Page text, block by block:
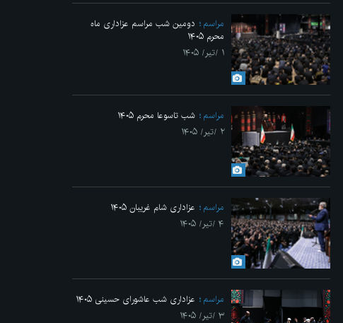
اولین شب مراسم عزاداری ماه محرم در جوار محل عروج ملکوتی قائد شهید انقلاب
Previous
مراسم
دومین شب مراسم عزاداری ماه
محرم ۱۴۰۵
۱ /تیر/ ۱۴۰۵
مراسم
شب تاسوعا محرم ۱۴۰۵
۲ /تیر/ ۱۴۰۵
مراسم
عزاداری شام غریبان ۱۴۰۵
۴ /تیر/ ۱۴۰۵
مراسم
عزاداری شب عاشورای حسینی ۱۴۰۵
۳ /تیر/ ۱۴۰۵